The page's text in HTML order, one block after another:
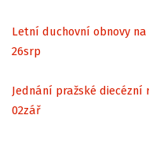
Letní duchovní obnovy na
26srp
Jednání pražské diecézní
02zář